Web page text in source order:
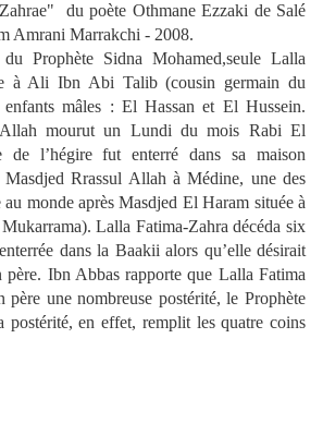
du poète Othmane Ezzaki de Salé
Amrani Marrakchi - 2008.
Prophète Sidna Mohamed,seule Lalla
à Ali Ibn Abi Talib (cousin germain du
mâles : El Hassan et El Hussein.
Allah mourut un Lundi du mois Rabi El
de l’hégire fut enterré dans sa maison
Masdjed Rrassul Allah à Médine, une des
monde après Masdjed El Haram située à
Lalla Fatima-Zahra décéda six
dans la Baakii alors qu’elle désirait
père. Ibn Abbas rapporte que Lalla Fatima
père une nombreuse postérité, le Prophète
postérité, en effet, remplit les quatre coins